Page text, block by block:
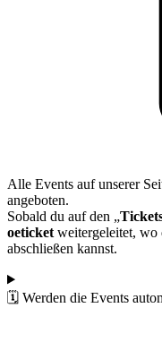
Alle Events auf unserer
angeboten.
Sobald du auf den „
oeticketweitergeleitet, wo
abschließen kannst.
🗓️ Werden die Events